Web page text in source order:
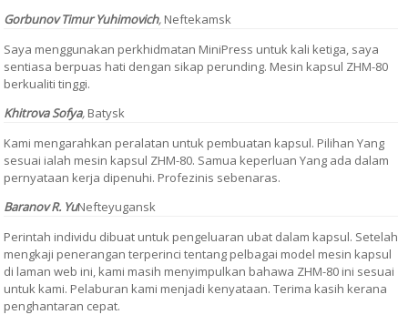
Gorbunov Timur Yuhimovich, Neftekamsk
Saya menggunakan perkhidmatan MiniPress untuk kali ketiga, saya
sentiasa berpuas hati dengan sikap perunding. Mesin kapsul ZHM-80
berkualiti tinggi.
Khitrova Sofya, Batysk
Kami mengarahkan peralatan untuk pembuatan kapsul. Pilihan Yang
sesuai ialah mesin kapsul ZHM-80. Samua keperluan Yang ada dalam
pernyataan kerja dipenuhi. Profezinis sebenaras.
Baranov R. YuNefteyugansk
Perintah individu dibuat untuk pengeluaran ubat dalam kapsul. Setelah
mengkaji penerangan terperinci tentang pelbagai model mesin kapsul
di laman web ini, kami masih menyimpulkan bahawa ZHM-80 ini sesuai
untuk kami. Pelaburan kami menjadi kenyataan. Terima kasih kerana
penghantaran cepat.